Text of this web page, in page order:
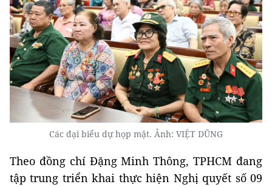
Các đại biểu dự họp mặt. Ảnh: VIỆT DŨNG
Theo đồng chí Đặng Minh Thông, TPHCM đang
tập trung triển khai thực hiện Nghị quyết số 09